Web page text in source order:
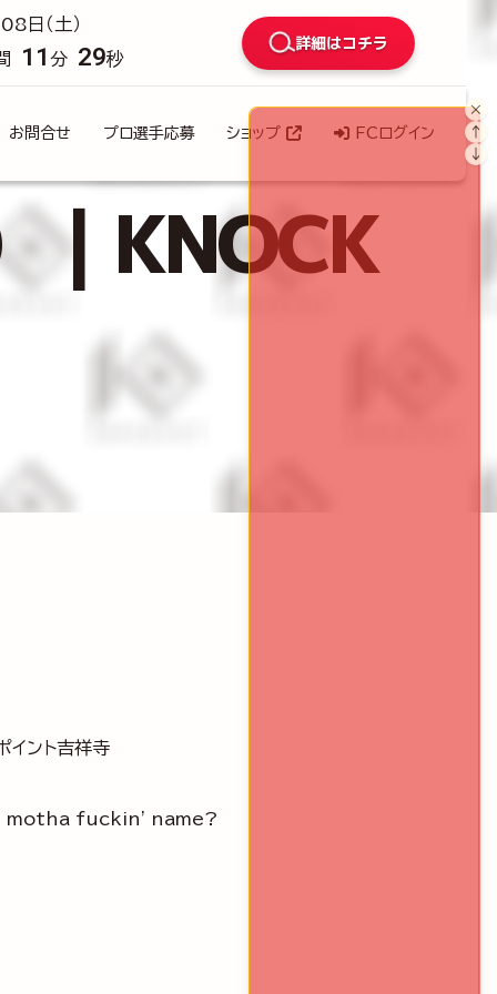
（土）
11 分 28秒
詳細はコチラ
お問合せ プロ選手応募 ショップ FCログイン
｜KNOCK
ント吉祥寺
motha fuckin' name?
×
↑
↓